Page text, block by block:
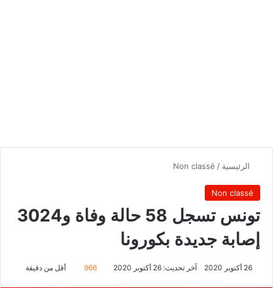
الرئيسية /
Non classé
Non classé
تونس تسجل 58 حالة وفاة و3024
إصابة جديدة بكورونا
26 أكتوبر 2020 آخر تحديث: 26 أكتوبر 2020 966 أقل من دقيقة